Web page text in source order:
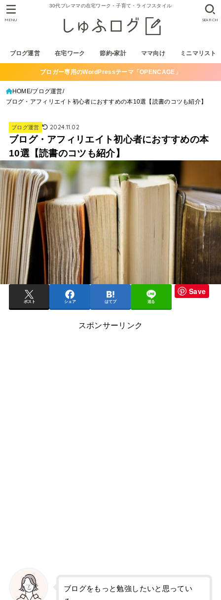
30代プレママの在宅ワーク・子育て・ライフスタイル
ブログ運営 在宅ワーク 節約•家計 ママ向け ミニマリスト
SEARCH
MENU
ブロガー専用のWordPressテーマ「OPENCAGE」
HOME ブログ運営
ブログ・アフィリエイト初心者におすすめの本10選【読書のコツも紹介】
ブログ運営 2024.11.02
ブログ・アフィリエイト初心者におすすめの本
10選【読書のコツも紹介】
ポスト シェア はてブ 送る
Save
スポンサーリンク
ブログをもっと勉強したいと思ってい